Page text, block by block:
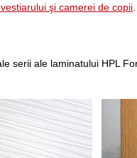
şi camerei de copii
serii ale laminatului HPL